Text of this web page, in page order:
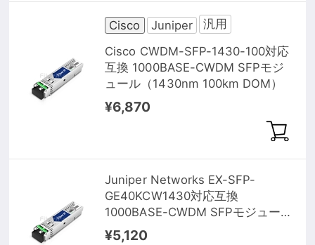
Cisco Juniper
汎用
Cisco CWDM-SFP-1430-100対応
互換 1000BASE-CWDM SFPモジ
ュール（1430nm 100km DOM）
¥6,870
Juniper Networks EX-SFP-
GE40KCW1430対応互換
1000BASE-CWDM SFPモジュール
（1430nm 40km DOM）
¥5,120